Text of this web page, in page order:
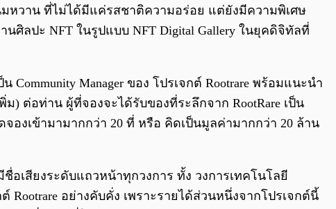
หวาน ที่ไม่ได้มีแค่รสชาติความอร่อย แต่ยังมีความพิเศษ
ศิลปะ NFT ในรูปแบบ NFT Digital Gallery ในยุคดิจิทัลที่
Manager ของ โปรเจกต์ Rootrare พร้อมแนะนำ
) ต่อท่าน ผู้ที่จองจะได้รับของที่ระลึกจาก RootRare เป็น
จองเข้ามามากกว่า 20 ที่ หรือ คิดเป็นมูลค่ามากกว่า 20 ล้าน
เสียงระดับแถวหน้าทุกวงการ ทั้ง วงการเทคโนโลยี
Rootrare อย่างคับคั่ง เพราะรายได้ส่วนหนึ่งจากโปรเจกต์นี้